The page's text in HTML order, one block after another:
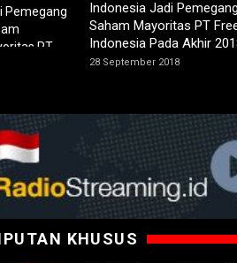
Indonesia Jadi Pemegang
Saham Mayoritas PT
Indonesia Pada Akhir
28 September 2018
KHUSUS